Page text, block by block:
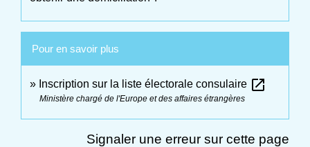
Pour en savoir plus
Inscription sur la liste électorale consulaire open_in_new
Ministère chargé de l'Europe et des affaires étrangères
Signaler une erreur sur cette page